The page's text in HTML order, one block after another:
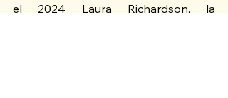
el 2024 Laura Richardson, la